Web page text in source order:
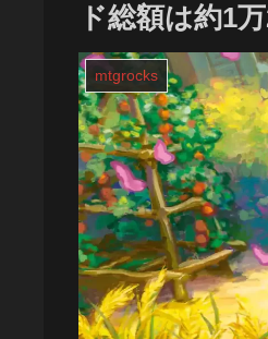
ド総額は約1
mtgrocks